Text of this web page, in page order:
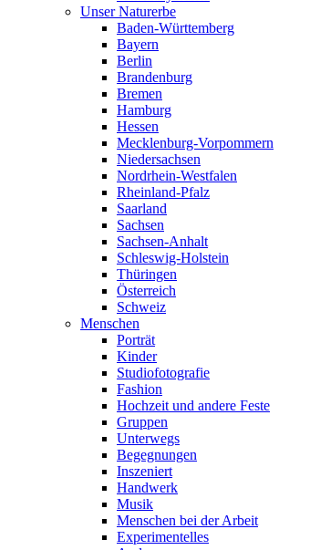
Unser Naturerbe
Baden-Württemberg
Bayern
Berlin
Brandenburg
Bremen
Hamburg
Hessen
Mecklenburg-Vorpommern
Niedersachsen
Nordrhein-Westfalen
Rheinland-Pfalz
Saarland
Sachsen
Sachsen-Anhalt
Schleswig-Holstein
Thüringen
Österreich
Schweiz
Menschen
Porträt
Kinder
Studiofotografie
Fashion
Hochzeit und andere Feste
Gruppen
Unterwegs
Begegnungen
Inszeniert
Handwerk
Musik
Menschen bei der Arbeit
Experimentelles